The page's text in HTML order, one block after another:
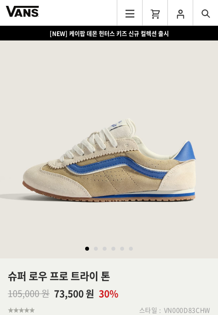
[NEW] 케이팝 데몬 헌터스 키즈 신규 컬렉션 출시
[EVENT] 15만원 이상 구매 시 쿨러백 증정
슈퍼 로우 프로 트라이 톤
105,000 원 73,500 원 30%
스타일 : VN000D83CHW